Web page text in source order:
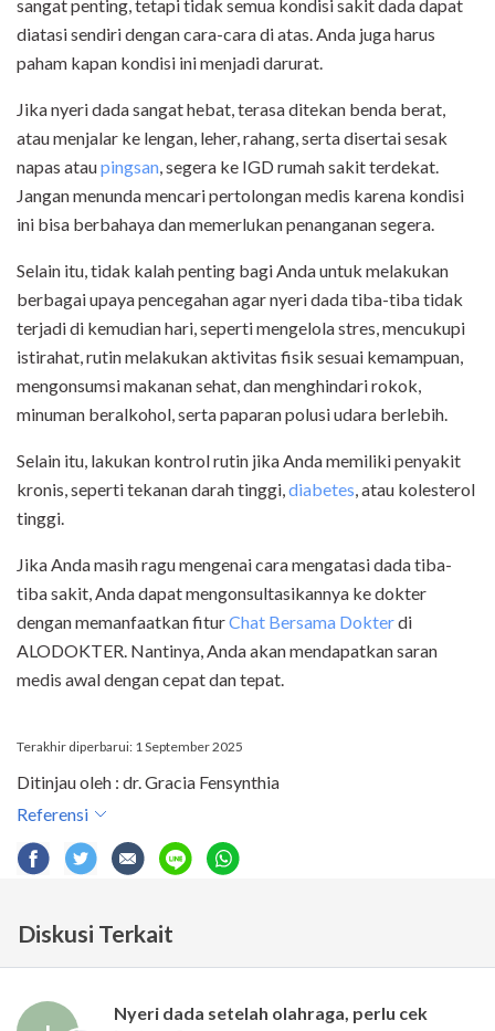
sangat penting, tetapi tidak semua kondisi sakit dada dapat
diatasi sendiri dengan cara-cara di atas. Anda juga harus
paham kapan kondisi ini menjadi darurat.
Jika nyeri dada sangat hebat, terasa ditekan benda berat,
atau menjalar ke lengan, leher, rahang, serta disertai sesak
napas ataupingsan , segera ke IGD rumah sakit terdekat.
Jangan menunda mencari pertolongan medis karena kondisi
ini bisa berbahaya dan memerlukan penanganan segera.
Selain itu, tidak kalah penting bagi Anda untuk melakukan
berbagai upaya pencegahan agar nyeri dada tiba-tiba tidak
terjadi di kemudian hari, seperti mengelola stres, mencukupi
istirahat, rutin melakukan aktivitas fisik sesuai kemampuan,
mengonsumsi makanan sehat, dan menghindari rokok,
minuman beralkohol, serta paparan polusi udara berlebih.
Selain itu, lakukan kontrol rutin jika Anda memiliki penyakit
kronis, seperti tekanan darah tinggi, diabetes , atau kolesterol
tinggi.
Jika Anda masih ragu mengenai cara mengatasi dada tiba-
tiba sakit, Anda dapat mengonsultasikannya ke dokter
dengan memanfaatkan fiturChat Bersama Dokterdi
ALODOKTER. Nantinya, Anda akan mendapatkan saran
medis awal dengan cepat dan tepat.
Terakhir diperbarui: 1 September 2025